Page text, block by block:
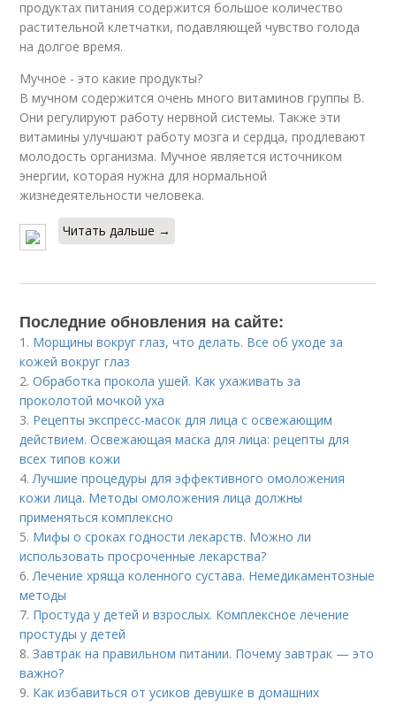
продуктах питания содержится большое количество
растительной клетчатки, подавляющей чувство голода
на долгое время.
Мучное - это какие продукты?
В мучном содержится очень много витаминов группы B.
Они регулируют работу нервной системы. Также эти
витамины улучшают работу мозга и сердца, продлевают
молодость организма. Мучное является источником
энергии, которая нужна для нормальной
жизнедеятельности человека.
Читать дальше →
Последние обновления на сайте:
1. Морщины вокруг глаз, что делать. Все об уходе за
кожей вокруг глаз
2.Обработка прокола ушей. Как ухаживать за
проколотой мочкой уха
3. Рецепты экспресс-масок для лица с освежающим
действием. Освежающая маска для лица: рецепты для
всех типов кожи
4.Лучшие процедуры для эффективного омоложения
кожи лица. Методы омоложения лица должны
применяться комплексно
5. Мифы о сроках годности лекарств. Можно ли
использовать просроченные лекарства?
6.Лечение хряща коленного сустава. Немедикаментозные
методы
7. Простуда у детей и взрослых. Комплексное лечение
простуды у детей
8.Завтрак на правильном питании. Почему завтрак — это
важно?
9. Как избавиться от усиков девушке в домашних